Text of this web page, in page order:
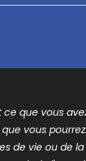
ce que vous
vous
de vie ou de